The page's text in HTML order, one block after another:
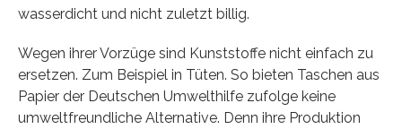
wasserdicht und nicht zuletzt billig.
Wegen ihrer Vorzüge sind Kunststoffe nicht einfach zu
ersetzen. Zum Beispiel in Tüten. So bieten Taschen aus
Papier der Deutschen Umwelthilfe zufolge keine
umweltfreundliche Alternative. Denn ihre Produktion